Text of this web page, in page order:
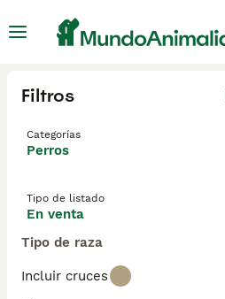
Filtros
Categorías
Perros
Tipo de listado
En venta
Tipo de raza
Incluir cruces